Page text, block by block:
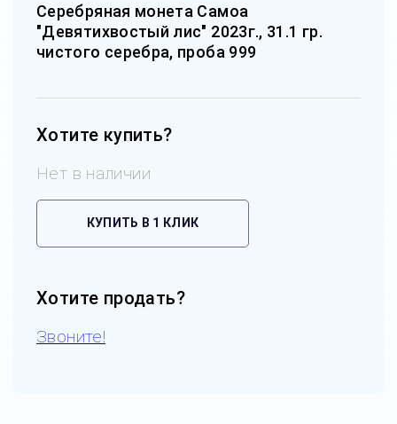
Серебряная монета Самоа
"Девятихвостый лис" 2023г., 31.1 гр.
чистого серебра, проба 999
Хотите купить?
Нет в наличии
КУПИТЬ В 1 КЛИК
Хотите продать?
Звоните!